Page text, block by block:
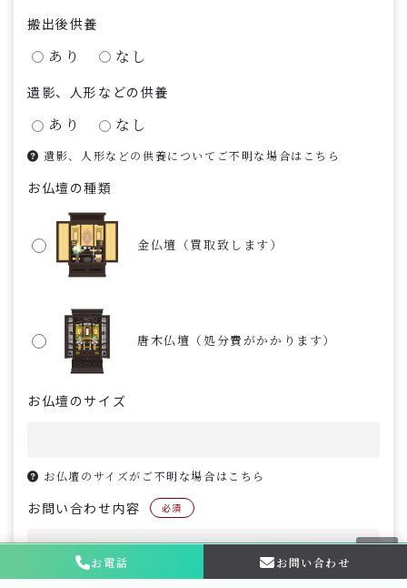
搬出後供養
あり なし
遺影、人形などの供養
あり なし
遺影、人形などの供養についてご不明な場合はこちら
お仏壇の種類
金仏壇（買取致します）
唐木仏壇（処分費がかかります）
お仏壇のサイズ
お仏壇のサイズがご不明な場合はこちら
お問い合わせ内容 必須
お問い合わせ・ 相談はこちら
お電話 お問い合わせ